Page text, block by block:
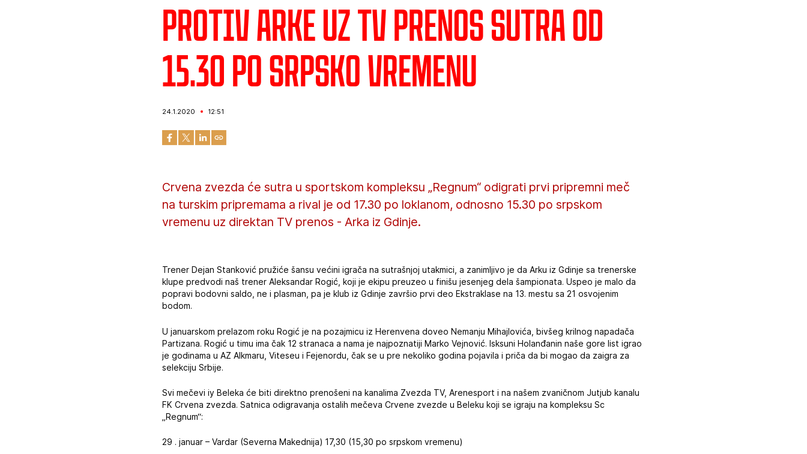
Protiv Arke uz TV prenos sutra od
15.30 po srpsko vremenu
24.1.2020 12:51
Crvena zvezda će sutra u sportskom kompleksu „Regnum“ odigrati prvi pripremni meč
na turskim pripremama a rival je od 17.30 po loklanom, odnosno 15.30 po srpskom
vremenu uz direktan TV prenos - Arka iz Gdinje.
Trener Dejan Stanković pružiće šansu većini igrača na sutrašnjoj utakmici, a zanimljivo je da Arku iz Gdinje sa trenerske
klupe predvodi naš trener Aleksandar Rogić, koji je ekipu preuzeo u finišu jesenjeg dela šampionata. Uspeo je malo da
popravi bodovni saldo, ne i plasman, pa je klub iz Gdinje završio prvi deo Ekstraklase na 13. mestu sa 21 osvojenim
bodom.
U januarskom prelazom roku Rogić je na pozajmicu iz Herenvena doveo Nemanju Mihajlovića, bivšeg krilnog napadača
Partizana. Rogić u timu ima čak 12 stranaca a nama je najpoznatiji Marko Vejnović. Isksuni Holanđanin naše gore list igrao
je godinama u AZ Alkmaru, Viteseu i Fejenordu, čak se u pre nekoliko godina pojavila i priča da bi mogao da zaigra za
selekciju Srbije.
Svi mečevi iy Beleka će biti direktno prenošeni na kanalima Zvezda TV, Arenesport i na našem zvaničnom Jutjub kanalu
FK Crvena zvezda. Satnica odigravanja ostalih mečeva Crvene zvezde u Beleku koji se igraju na kompleksu Sc
„Regnum“:
29 . januar – Vardar (Severna Makednija) 17,30 (15,30 po srpskom vremenu)